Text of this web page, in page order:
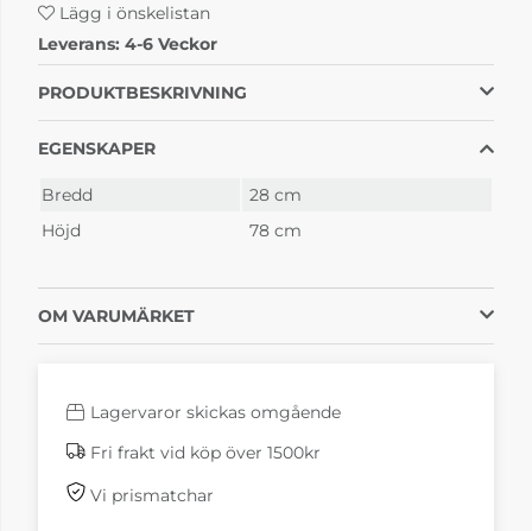
Stella Svart tyg
3 295 kr
Lägg i önskelistan
Leverans: 4-6 Veckor
PRODUKTBESKRIVNING
EGENSKAPER
Bredd
28 cm
Höjd
78 cm
OM VARUMÄRKET
Lagervaror skickas omgående
Fri frakt vid köp över 1500kr
Vi prismatchar